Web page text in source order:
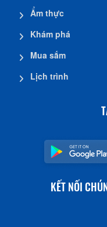
Ẩm thực
Khám phá
Mua sắm
Lịch trình
KẾT NỐI